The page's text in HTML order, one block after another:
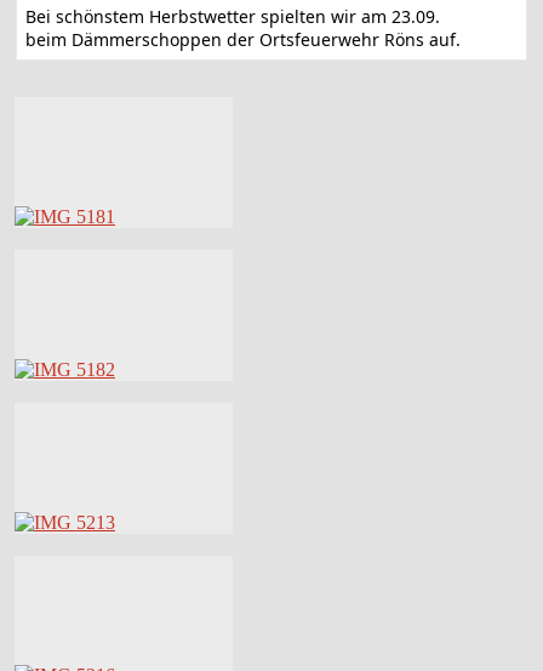
Bei schönstem Herbstwetter spielten wir am 23.09.
beim Dämmerschoppen der Ortsfeuerwehr Röns auf.